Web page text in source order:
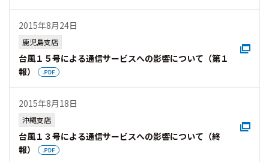
2015年8月24日
鹿児島支店
台風１５号による通信サービスへの影響について（第１
報）
2015年8月18日
沖縄支店
台風１３号による通信サービスへの影響について（終
報）